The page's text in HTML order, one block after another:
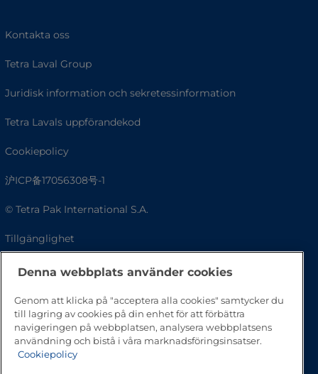
Kontakta oss
Tetra Laval Group
Juridisk information och sekretessinformation
Tetra Lavals uppförandekod
Cookiepolicy
沪ICP备17056308号-1
© Tetra Pak International S.A.
Tillgänglighet
Vanliga frågor
Denna webbplats använder cookies
Genom att klicka på "acceptera alla cookies" samtycker du
till lagring av cookies på din enhet för att förbättra
navigeringen på webbplatsen, analysera webbplatsens
användning och bistå i våra marknadsföringsinsatser.
Cookiepolicy